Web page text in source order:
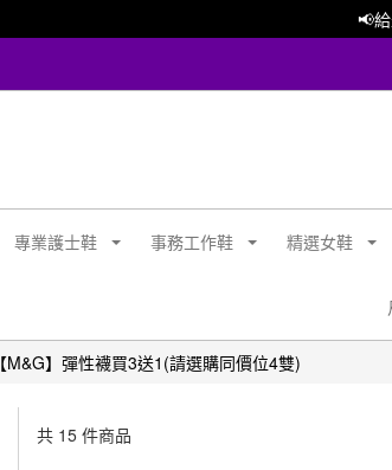
📢
專業護士鞋 事務工作鞋 精選女鞋
【M&G】彈性襪買3送1(請選購同價位4雙)
共 15 件商品